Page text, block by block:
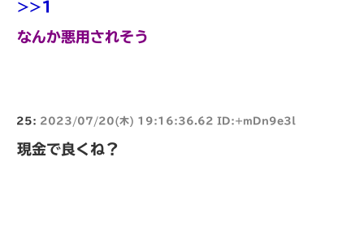
>>1
なんか悪用されそう
25: 2023/07/20(木) 19:16:36.62 ID:+mDn9e3l
現金で良くね？